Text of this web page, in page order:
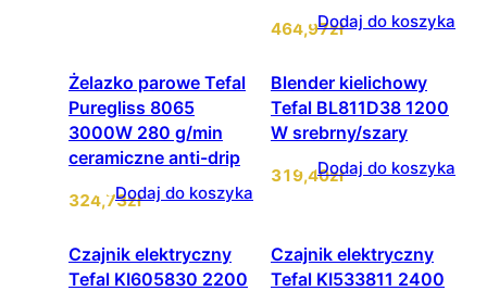
464,97zł
Dodaj do koszyka
Żelazko parowe Tefal
Puregliss 8065
3000W 280 g/min
ceramiczne anti-drip
324,73zł
Dodaj do koszyka
Blender kielichowy
Tefal BL811D38 1200
W srebrny/szary
319,40zł
Dodaj do koszyka
Czajnik elektryczny
Tefal KI605830 2200
Czajnik elektryczny
Tefal KI533811 2400